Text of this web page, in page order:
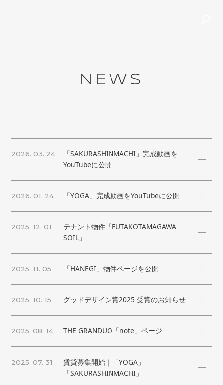
N E W S
2026. 03. 24
「SAKURASHINMACHI」完成動画を
YouTubeに公開
2026. 01. 24 「YOGA」完成動画をYouTubeに公開
2025. 12. 01
テナント物件「FUTAKOTAMAGAWA
SOIL」
2025. 11. 05 「HANEGI」物件ページを公開
2025. 10. 15 グッドデザイン賞2025 受賞のお知らせ
2025. 08. 14 THE GRANDUO「note」ページ
2025. 07. 31
賃貸募集開始｜「YOGA」
「SAKURASHINMACHI」
NEWS
THE GRANHAUS